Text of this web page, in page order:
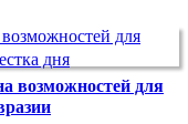
дня
возможностей для